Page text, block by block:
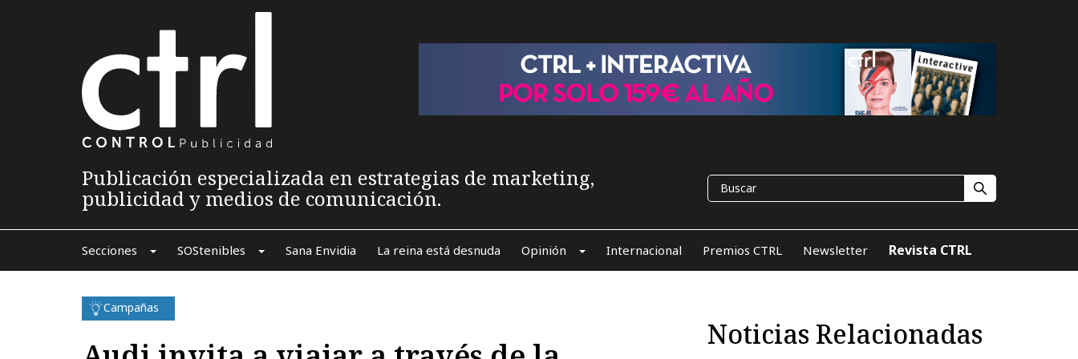
Publicación especializada en estrategias de marketing,
publicidad y medios de comunicación.
Secciones SOStenibles Sana Envidia La reina está desnuda Opinión Internacional Premios CTRL Newsletter Revista CTRL
Campañas
Noticias Relacionadas